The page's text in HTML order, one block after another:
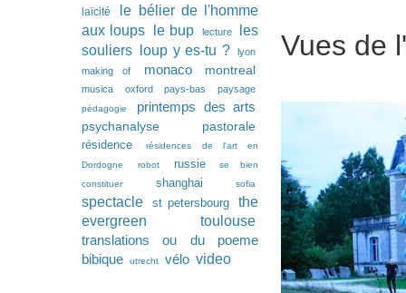
laïcité
le bélier de l'homme
aux loups
le bup lecture
les
souliers loup y es-tu ?
lyon
making of
monaco montreal
musica oxford pays-bas paysage
pédagogie printemps des arts
psychanalyse pastorale
résidence
résidences de l'art en
Dordogne
robot russie
se bien
constituer
shanghai sofia
spectacle st petersbourg
the
evergreen
toulouse
translations ou du poeme
bibique
utrecht vélo video
Vues de